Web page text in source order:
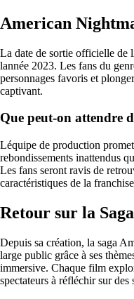
American
La date de sortie officielle de
lannée 2023. Les fans du
personnages favoris et
captivant.
Que peut-on attendre
Léquipe de production
rebondissements inattendus
Les fans seront ravis de
caractéristiques de la
Retour sur la
Depuis sa création, la saga
large public grâce à ses
immersive. Chaque film
spectateurs à réfléchir sur des